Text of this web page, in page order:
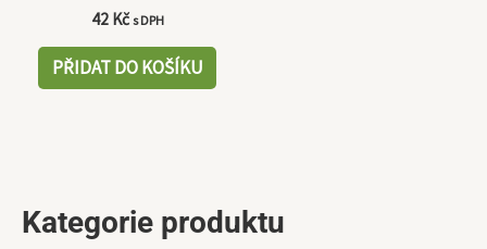
Kategorie produktu
42 Kč s DPH
PŘIDAT DO KOŠÍKU